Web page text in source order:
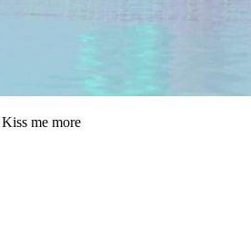
Kiss me more